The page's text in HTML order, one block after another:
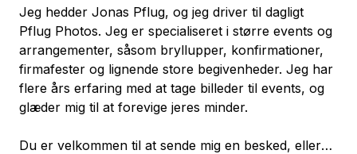
Jeg hedder Jonas Pflug, og jeg driver til dagligt
Pflug Photos. Jeg er specialiseret i større events og
arrangementer, såsom bryllupper, konfirmationer,
firmafester og lignende store begivenheder. Jeg har
flere års erfaring med at tage billeder til events, og
glæder mig til at forevige jeres minder.
Du er velkommen til at sende mig en besked, eller